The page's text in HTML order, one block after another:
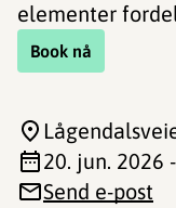
elementer
Book nå
20. jun. 2026
Send e-post